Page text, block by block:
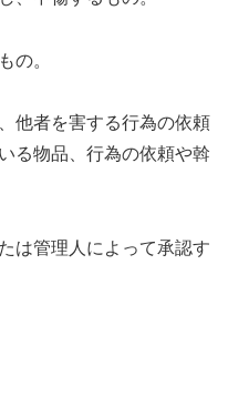
の。
他者を害する行為の依頼
る物品、行為の依頼や斡
は管理人によって承認す